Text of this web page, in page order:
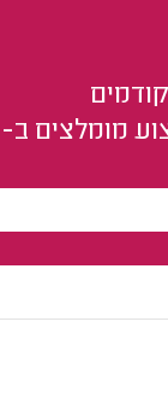
מומלצים ב-